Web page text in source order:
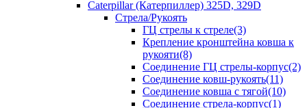
Caterpillar (Катерпиллер) 325D, 329D
Стрела/Рукоять
ГЦ стрелы к стреле(3)
Крепление кронштейна ковша к
рукояти(8)
Соединение ГЦ стрелы-корпус(2)
Соединение ковш-рукоять(11)
Соединение ковша с тягой(10)
Соединение стрела-корпус(1)